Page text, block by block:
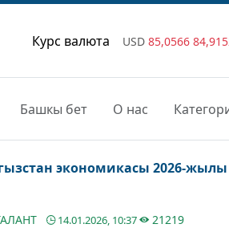
Курс валюта USD 85,0566
Башкы бет О нас
экономикасы 2026-жылы
14.01.2026, 10:37
21219